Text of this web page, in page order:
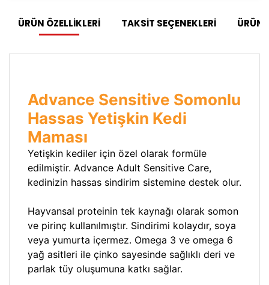
ÜRÜN ÖZELLİKLERİ TAKSİT SEÇENEKLERİ ÜRÜN
Advance Sensitive Somonlu
Hassas Yetişkin Kedi
Maması
Yetişkin kediler için özel olarak formüle
edilmiştir. Advance Adult Sensitive Care,
kedinizin hassas sindirim sistemine destek olur.
Hayvansal proteinin tek kaynağı olarak somon
ve pirinç kullanılmıştır. Sindirimi kolaydır, soya
veya yumurta içermez. Omega 3 ve omega 6
yağ asitleri ile çinko sayesinde sağlıklı deri ve
parlak tüy oluşumuna katkı sağlar.